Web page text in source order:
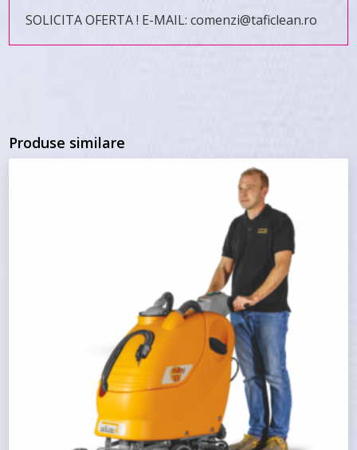
SOLICITA OFERTA ! E-MAIL: comenzi@taficlean.ro
Produse similare